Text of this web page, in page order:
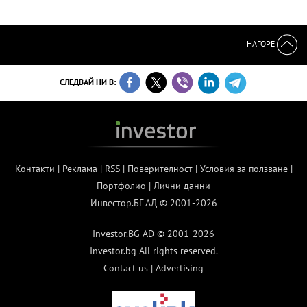
НАГОРЕ
СЛЕДВАЙ НИ В:
Контакти | Реклама | RSS| Поверителност| Условия за ползване|
Портфолио | Лични данни
Инвестор.БГ АД © 2001-2026
Investor.BG AD © 2001-2026
Investor.bg All rights reserved.
Contact us | Advertising